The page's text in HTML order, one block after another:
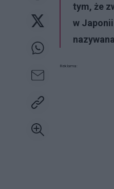
tym, że
w
Reklama: